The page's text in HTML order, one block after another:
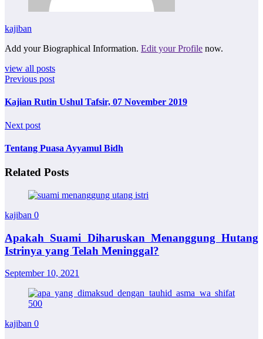
kajiban
Add your Biographical Information. Edit your Profile now.
view all posts
Previous post
Kajian Rutin Ushul Tafsir, 07 November 2019
Next post
Tentang Puasa Ayyamul Bidh
Related Posts
kajiban 0
Apakah Suami Diharuskan Menanggung Hutang
Istrinya yang Telah Meninggal?
September 10, 2021
kajiban 0